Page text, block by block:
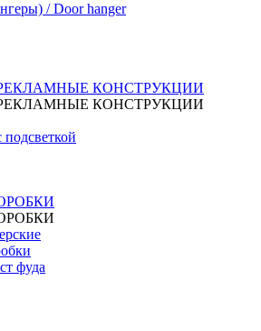
/ Door hanger
КОНСТРУКЦИИ
КОНСТРУКЦИИ
фуда